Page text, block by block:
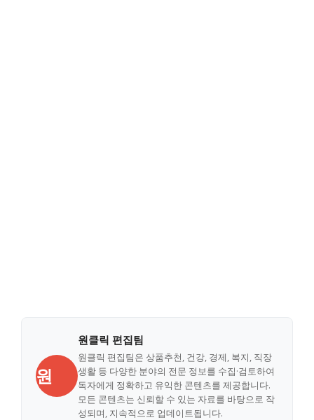
원
원클릭 편집팀
원클릭 편집팀은 상품추천, 건강, 경제, 복지, 직장
생활 등 다양한 분야의 전문 정보를 수집·검토하여
독자에게 정확하고 유익한 콘텐츠를 제공합니다.
모든 콘텐츠는 신뢰할 수 있는 자료를 바탕으로 작
성되며, 지속적으로 업데이트됩니다.